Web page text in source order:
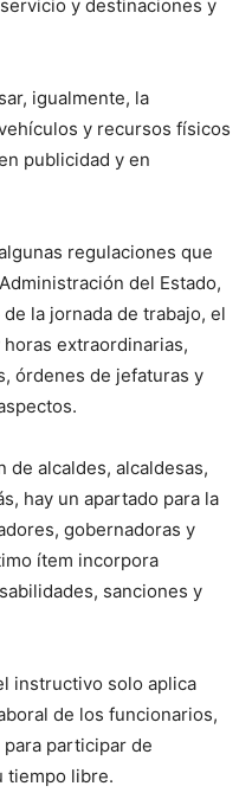
y destinaciones y
igualmente, la
y recursos físicos
publicidad y en
regulaciones que
del Estado,
la jornada de trabajo, el
extraordinarias,
órdenes de jefaturas y
de alcaldes, alcaldesas,
hay un apartado para la
gobernadoras y
ítem incorpora
sanciones y
instructivo solo aplica
de los funcionarios,
participar de
tiempo libre.